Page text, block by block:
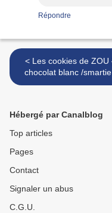
Répondre
< Les cookies de ZOU {
chocolat blanc /smarties
/mms crispie }
Hébergé par Canalblog
Top articles
Pages
Contact
Signaler un abus
C.G.U.